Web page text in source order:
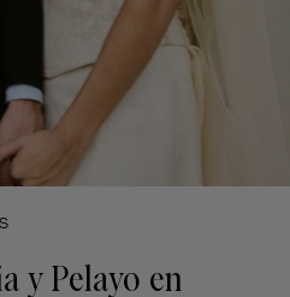
y Pelayo en